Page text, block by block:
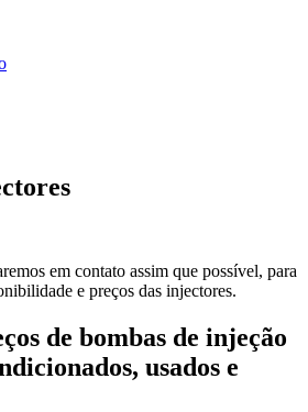
em contato assim que possível, para
e preços das injectores.
de bombas de injeção
usados e